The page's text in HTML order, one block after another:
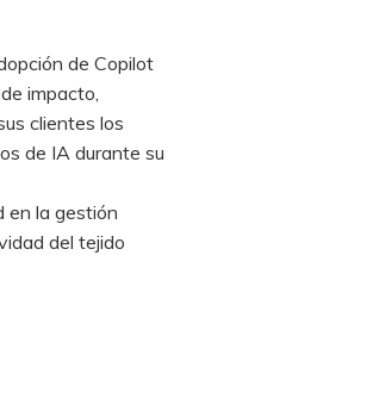
de Copilot
impacto,
clientes los
de IA durante su
en la gestión
del tejido